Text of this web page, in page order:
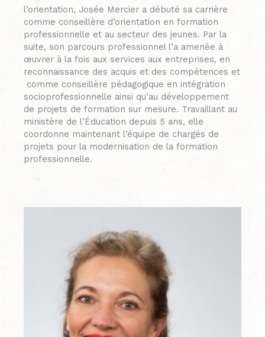
l’orientation, Josée Mercier a débuté sa carrière
comme conseillère d’orientation en formation
professionnelle et au secteur des jeunes. Par la
suite, son parcours professionnel l’a amenée à
œuvrer à la fois aux services aux entreprises, en
reconnaissance des acquis et des compétences et
comme conseillère pédagogique en intégration
socioprofessionnelle ainsi qu’au développement
de projets de formation sur mesure. Travaillant au
ministère de l’Éducation depuis 5 ans, elle
coordonne maintenant l’équipe de chargés de
projets pour la modernisation de la formation
professionnelle.